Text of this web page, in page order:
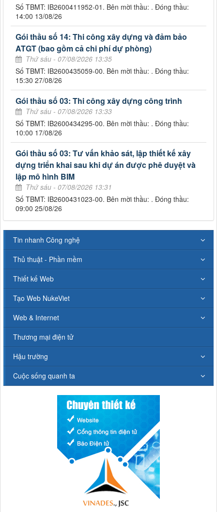
Số TBMT: IB2600411952-01. Bên mời thầu: . Đóng thầu:
14:00 13/08/26
Gói thầu số 14: Thi công xây dựng và đảm bảo
ATGT (bao gồm cả chi phí dự phòng)
Thứ sáu - 07/08/2026 13:35
Số TBMT: IB2600435059-00. Bên mời thầu: . Đóng thầu:
15:30 27/08/26
Gói thầu số 03: Thi công xây dựng công trình
Thứ sáu - 07/08/2026 13:33
Số TBMT: IB2600434295-00. Bên mời thầu: . Đóng thầu:
10:00 17/08/26
Gói thầu số 03: Tư vấn khảo sát, lập thiết kế xây
dựng triển khai sau khi dự án được phê duyệt và
lập mô hình BIM
Thứ sáu - 07/08/2026 13:31
Số TBMT: IB2600431023-00. Bên mời thầu: . Đóng thầu:
09:00 25/08/26
Tin nhanh Công nghệ
Thủ thuật - Phần mềm
Thiết kế Web
Tạo Web NukeViet
Web & Internet
Thương mại điện tử
Hậu trường
Cuộc sống quanh ta